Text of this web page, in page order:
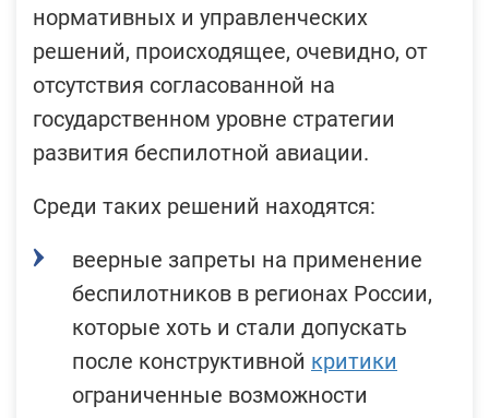
нормативных и управленческих
решений, происходящее, очевидно, от
отсутствия согласованной на
государственном уровне стратегии
развития беспилотной авиации.
Среди таких решений находятся:
веерные запреты на применение
беспилотников в регионах России,
которые хоть и стали допускать
после конструктивной критики
ограниченные возможности